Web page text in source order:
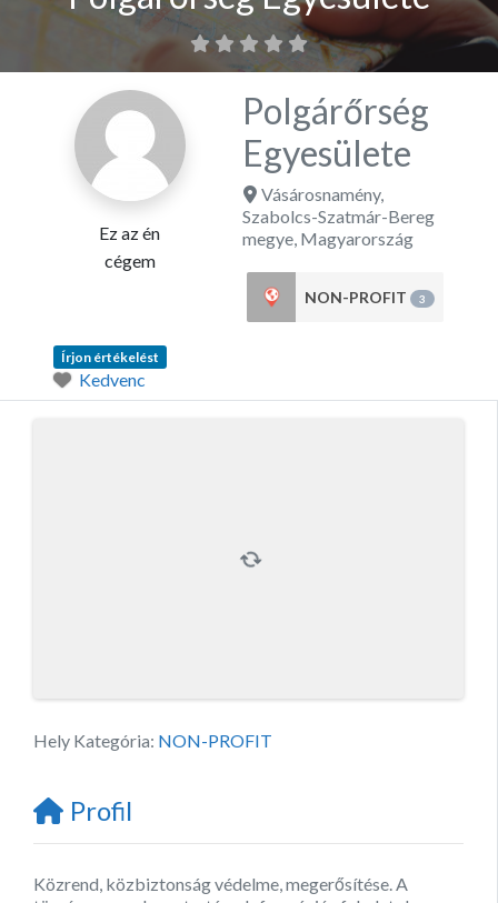
Ez az én
cégem
Polgárőrség
Egyesülete
Vásárosnamény,
Szabolcs-Szatmár-Bereg
megye, Magyarország
NON-PROFIT 3
Írjon értékelést
Kedvenc
Hely Kategória: NON-PROFIT
Profil
Közrend, közbiztonság védelme, megerősítése. A